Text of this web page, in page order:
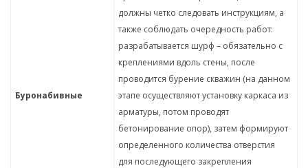
Буронабивные
должны четко следовать инструкциям, а
также соблюдать очередность работ:
разрабатывается шурф – обязательно с
креплениями вдоль стены, после
проводится бурение скважин (на данном
этапе осуществляют установку каркаса из
арматуры, потом проводят
бетонирование опор), затем формируют
определенного количества отверстия
для последующего закрепления